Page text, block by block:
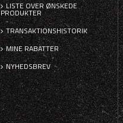
LISTE OVER ØNSKEDE
PRODUKTER
TRANSAKTIONSHISTORIK
MINE RABATTER
NYHEDSBREV